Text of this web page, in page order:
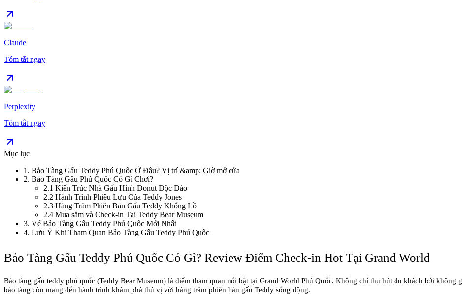
Claude
Tóm tắt ngay
Perplexity
Tóm tắt ngay
Mục lục
1 . Bảo Tàng Gấu Teddy Phú Quốc Ở Đâu? Vị trí &amp; Giờ mở cửa
2. Bảo Tàng Gấu Phú Quốc Có Gì Chơi?
2.1 Kiến Trúc Nhà Gấu Hình Donut Độc Đáo
2.2 Hành Trình Phiêu Lưu Của Teddy Jones
2.3 Hàng Trăm Phiên Bản Gấu Teddy Khổng Lồ
2.4 Mua sắm và Check-in Tại Teddy Bear Museum
3. Vé Bảo Tàng Gấu Teddy Phú Quốc Mới Nhất
4. Lưu Ý Khi Tham Quan Bảo Tàng Gấu Teddy Phú Quốc
Bảo Tàng Gấu Teddy Phú Quốc Có Gì? Review Điểm Check-in Hot Tại Grand World
Bảo tàng gấu teddy phú quốc (Teddy Bear Museum) là điểm tham quan nổi bật tại Grand World Phú Quốc. Không chỉ thu hút du khách bởi không
bảo tàng còn mang đến hành trình khám phá thú vị với hàng trăm phiên bản gấu Teddy sống động.